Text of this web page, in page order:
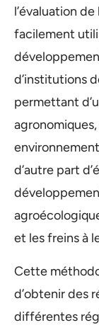
l’évaluation
facilement
d’institutions
permettant
d’autre part
et les freins à
Cette
d’obtenir des
différentes